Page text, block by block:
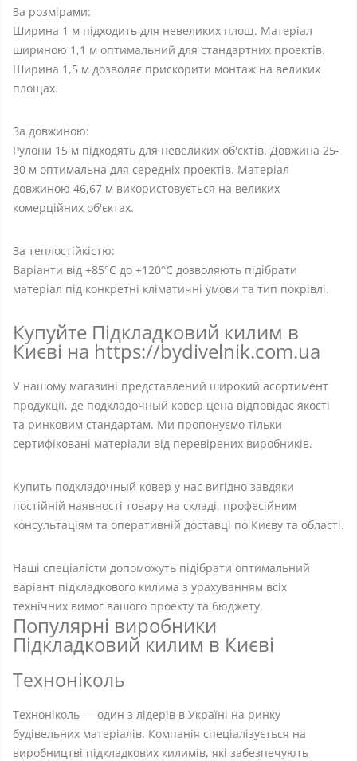
За розмірами:
Ширина 1 м підходить для невеликих площ. Матеріал
шириною 1,1 м оптимальний для стандартних проектів.
Ширина 1,5 м дозволяє прискорити монтаж на великих
площах.
За довжиною:
Рулони 15 м підходять для невеликих об'єктів. Довжина 25-
30 м оптимальна для середніх проектів. Матеріал
довжиною 46,67 м використовується на великих
комерційних об'єктах.
За теплостійкістю:
Варіанти від +85°C до +120°C дозволяють підібрати
матеріал під конкретні кліматичні умови та тип покрівлі.
Купуйте Підкладковий килим в
Києві на https://bydivelnik.com.ua
У нашому магазині представлений широкий асортимент
продукції, де подкладочный ковер цена відповідає якості
та ринковим стандартам. Ми пропонуємо тільки
сертифіковані матеріали від перевірених виробників.
Купить подкладочный ковер у нас вигідно завдяки
постійній наявності товару на складі, професійним
консультаціям та оперативній доставці по Києву та області.
Наші спеціалісти допоможуть підібрати оптимальний
варіант підкладкового килима з урахуванням всіх
технічних вимог вашого проекту та бюджету.
Популярні виробники
Підкладковий килим в Києві
Техноніколь
Техноніколь — один з лідерів в Україні на ринку
будівельних матеріалів. Компанія спеціалізується на
виробництві підкладкових килимів, які забезпечують